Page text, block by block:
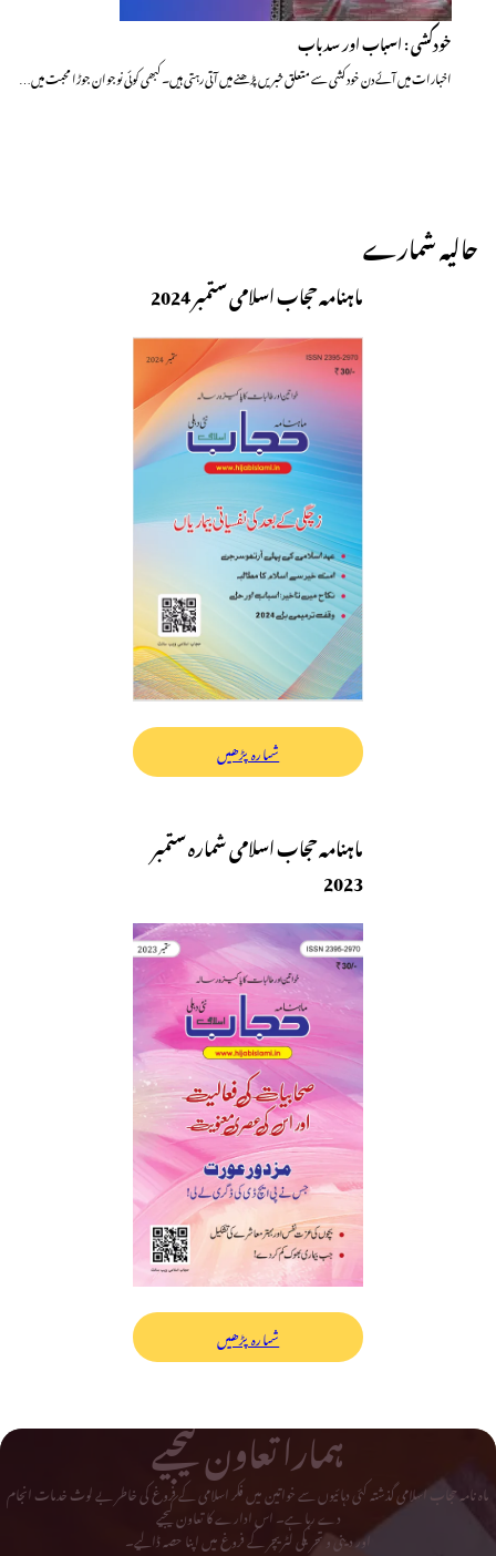
خودکشی : اسباب اور سدباب
اخبارات میں آئے دن خود کشی سے متعلق خبریں پڑھنے میں آتی رہتی ہیں۔ کبھی کوئی نوجوان جوڑا محبت میں…
حالیہ شمارے
ماہنامہ حجاب اسلامی ستمبر 2024
شمارہ پڑھیں
ماہنامہ حجاب اسلامی شمارہ ستمبر
2023
شمارہ پڑھیں
ہمارا تعاون کیجیے
ماہ نامہ حجاب اسلامی گذشتہ کئی دہائیوں سے خواتین میں فکر اسلامی کے فروغ کی خاطر بے لوث خدمات انجام
دے رہا ہے۔ اس ادارے کا تعاون کیجیے
اور دینی و تحریکی لٹریچر کے فروغ میں اپنا حصہ ڈالیے۔